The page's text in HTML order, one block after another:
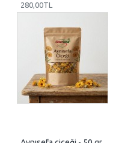
280,00TL